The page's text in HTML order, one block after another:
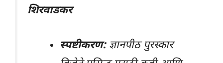
शिरवाडकर
स्पष्टीकरण:ज्ञानपीठ पुरस्कार